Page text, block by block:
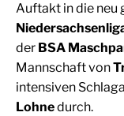
Auftakt in die neu
der BSA
Mannschaft von
intensiven
Lohnedurch.